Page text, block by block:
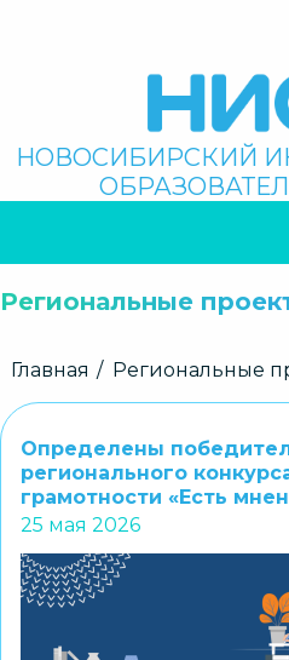
Поиск
НОВОСИБИРСКИЙ
НАВИГАЦИЯ
Региональные
Строка
Главная Региональные
Определены
регионального
грамотности «Есть
25 мая 2026